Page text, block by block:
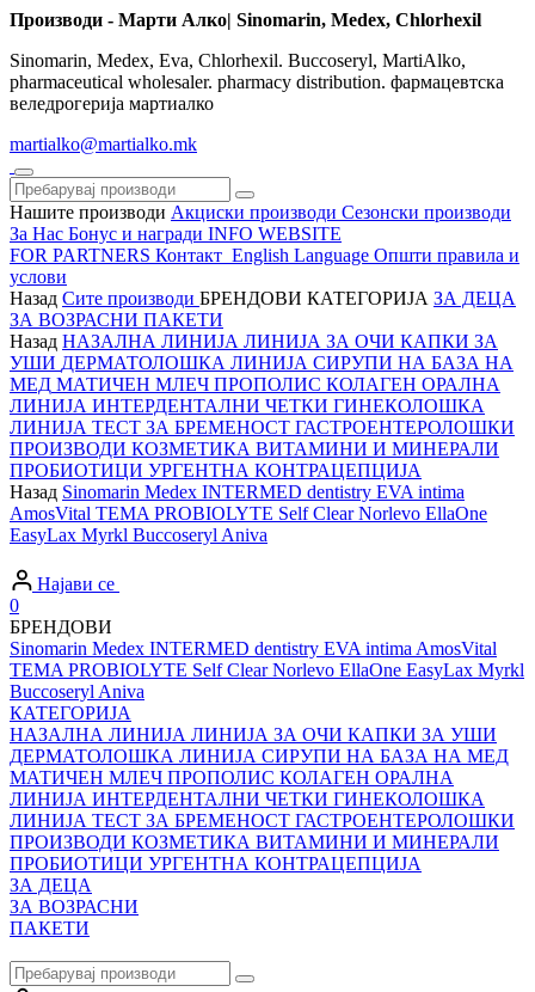
Производи - Марти Алко| Sinomarin, Medex, Chlorhexil
Sinomarin, Medex, Eva, Chlorhexil. Buccoseryl, MartiAlko,
pharmaceutical wholesaler. pharmacy distribution. фармацевтска
веледрогерија мартиалко
martialko@martialko.mk
Нашите производи Акциски производи Сезонски производи
За Нас Бонус и награди INFO WEBSITE
FOR PARTNERS Контакт English Language Општи правила и
услови
Назад Сите производи БРЕНДОВИ КАТЕГОРИЈА ЗА ДЕЦА
ЗА ВОЗРАСНИ ПАКЕТИ
Назад НАЗАЛНА ЛИНИЈА ЛИНИЈА ЗА ОЧИ КАПКИ ЗА
УШИ ДЕРМАТОЛОШКА ЛИНИЈА СИРУПИ НА БАЗА НА
МЕД МАТИЧЕН МЛЕЧ ПРОПОЛИС КОЛАГЕН ОРАЛНА
ЛИНИЈА ИНТЕРДЕНТАЛНИ ЧЕТКИ ГИНЕКОЛОШКА
ЛИНИЈА ТЕСТ ЗА БРЕМЕНОСТ ГАСТРОЕНТЕРОЛОШКИ
ПРОИЗВОДИ КОЗМЕТИКА ВИТАМИНИ И МИНЕРАЛИ
ПРОБИОТИЦИ УРГЕНТНА КОНТРАЦЕПЦИЈА
Назад Sinomarin Medex INTERMED dentistry EVA intima
AmosVital TEMA PROBIOLYTE Self Clear Norlevo EllaOne
EasyLax Myrkl Buccoseryl Aniva
Најави се
0
БРЕНДОВИ
Sinomarin Medex INTERMED dentistry EVA intima AmosVital
TEMA PROBIOLYTE Self Clear Norlevo EllaOne EasyLax Myrkl
Buccoseryl Aniva
КАТЕГОРИЈА
НАЗАЛНА ЛИНИЈА ЛИНИЈА ЗА ОЧИ КАПКИ ЗА УШИ
ДЕРМАТОЛОШКА ЛИНИЈА СИРУПИ НА БАЗА НА МЕД
МАТИЧЕН МЛЕЧ ПРОПОЛИС КОЛАГЕН ОРАЛНА
ЛИНИЈА ИНТЕРДЕНТАЛНИ ЧЕТКИ ГИНЕКОЛОШКА
ЛИНИЈА ТЕСТ ЗА БРЕМЕНОСТ ГАСТРОЕНТЕРОЛОШКИ
ПРОИЗВОДИ КОЗМЕТИКА ВИТАМИНИ И МИНЕРАЛИ
ПРОБИОТИЦИ УРГЕНТНА КОНТРАЦЕПЦИЈА
ЗА ДЕЦА
ЗА ВОЗРАСНИ
ПАКЕТИ